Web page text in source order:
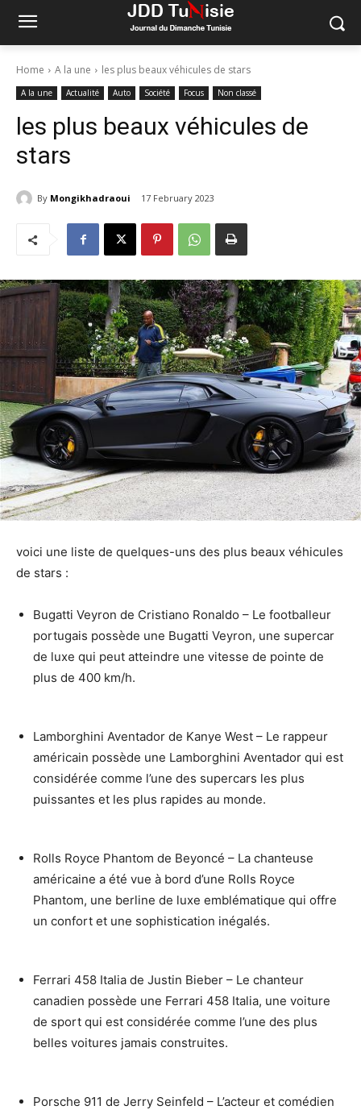
Home A la une les plus beaux véhicules de stars
A la une Actualité Auto Société Focus Non classé
les plus beaux véhicules de
stars
By Mongikhadraoui 17 February 2023
voici une liste de quelques-uns des plus beaux véhicules
de stars :
Bugatti Veyron de Cristiano Ronaldo – Le footballeur
portugais possède une Bugatti Veyron, une supercar
de luxe qui peut atteindre une vitesse de pointe de
plus de 400 km/h.
Lamborghini Aventador de Kanye West – Le rappeur
américain possède une Lamborghini Aventador qui est
considérée comme l’une des supercars les plus
puissantes et les plus rapides au monde.
Rolls Royce Phantom de Beyoncé – La chanteuse
américaine a été vue à bord d’une Rolls Royce
Phantom, une berline de luxe emblématique qui offre
un confort et une sophistication inégalés.
Ferrari 458 Italia de Justin Bieber – Le chanteur
canadien possède une Ferrari 458 Italia, une voiture
de sport qui est considérée comme l’une des plus
belles voitures jamais construites.
Porsche 911 de Jerry Seinfeld – L’acteur et comédien